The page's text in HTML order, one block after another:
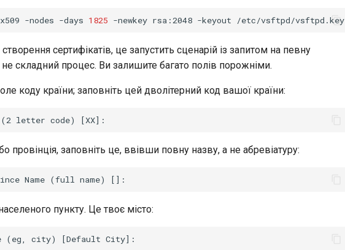
-nodes -days 1825 -newkey rsa:2048 -keyout /etc/vsftpd/vsftpd.key
сертифікатів, це запустить сценарій із запитом на певну
складний процес. Ви залишите багато полів порожніми.
коду країни; заповніть цей дволітерний код вашої країни:
провінція, заповніть це, ввівши повну назву, а не абревіатуру:
пункту. Це твоє місто: